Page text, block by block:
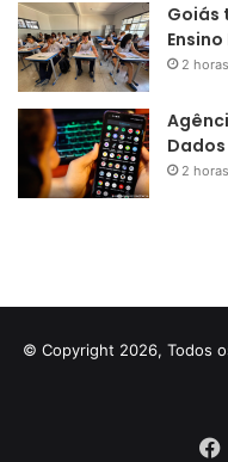
Goiás
2
2
© Copyright 2026, Todos